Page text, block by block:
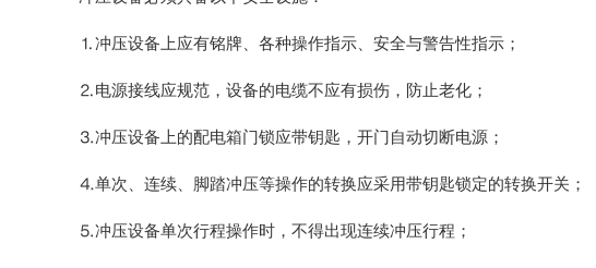
⒈冲压设备上应有铭牌、各种操作指示、安全与警告性指示；
⒉电源接线应规范，设备的电缆不应有损伤，防止老化；
⒊冲压设备上的配电箱门锁应带钥匙，开门自动切断电源；
⒋单次、连续、脚踏冲压等操作的转换应采用带钥匙锁定的转换开关；
⒌冲压设备单次行程操作时，不得出现连续冲压行程；